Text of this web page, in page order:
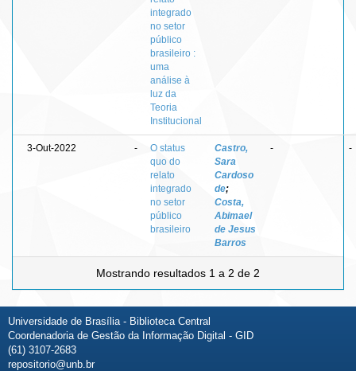
integrado
no setor
público
brasileiro :
uma
análise à
luz da
Teoria
Institucional
3-Out-2022 -
O status
quo do
relato
integrado
no setor
público
brasileiro
Castro,
Sara
Cardoso
de;
Costa,
Abimael
de Jesus
Barros
- -
Mostrando resultados 1 a 2 de 2
Universidade de Brasília - Biblioteca Central
Coordenadoria de Gestão da Informação Digital - GID
(61) 3107-2683
repositorio@unb.br